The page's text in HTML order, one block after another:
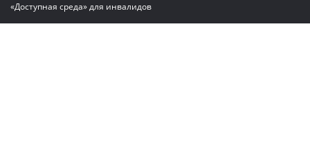
«Доступная среда» для инвалидов